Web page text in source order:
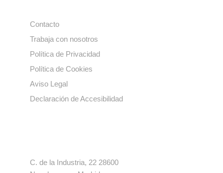
Contacto
Trabaja con nosotros
Política de Privacidad
Política de Cookies
Aviso Legal
Declaración de Accesibilidad
C. de la Industria, 22 28600